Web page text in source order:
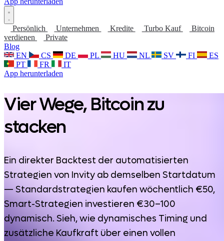
Persönlich Unternehmen Kredite Turbo Kauf
Bitcoin
verdienen
Private
Blog
EN
CS DE PL HU NL SV FI
ES
PT
FR
IT
App herunterladen
Vier Wege, Bitcoin zu
stacken
Ein direkter Backtest der automatisierten
Strategien von Invity ab demselben Startdatum
— Standardstrategien kaufen wöchentlich €50,
Smart-Strategien investieren €30–100
dynamisch. Sieh, wie dynamisches Timing und
zusätzliche Kaufkraft über einen vollen